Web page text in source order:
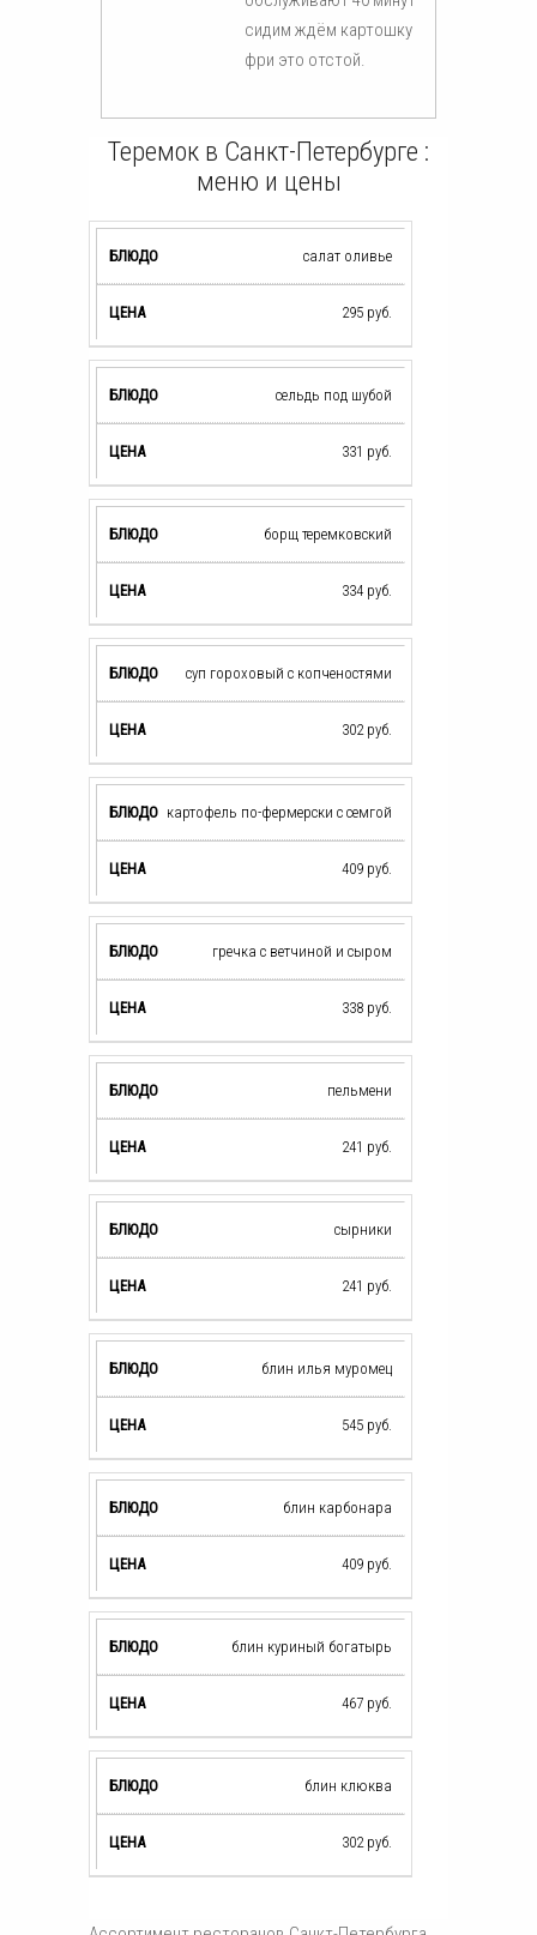
сидим ждём картошку
фри это отстой.
Теремок в Санкт-Петербурге :
меню и цены
салат оливье
295 руб.
сельдь под шубой
331 руб.
борщ теремковский
334 руб.
суп гороховый с копченостями
302 руб.
картофель по-фермерски с семгой
409 руб.
гречка с ветчиной и сыром
338 руб.
пельмени
241 руб.
сырники
241 руб.
блин илья муромец
545 руб.
блин карбонара
409 руб.
блин куриный богатырь
467 руб.
блин клюква
302 руб.